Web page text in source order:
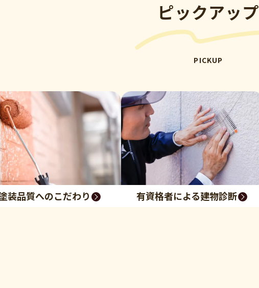
ピックアップ
PICKUP
装品質へのこだわり 有資格者による建物診断